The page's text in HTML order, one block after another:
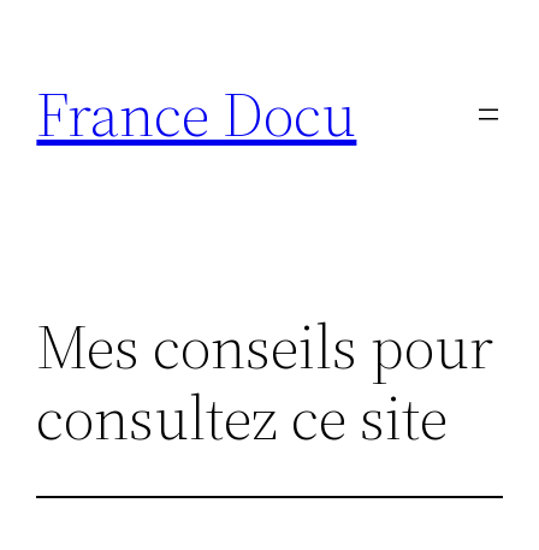
contenu
France Docu
Mes conseils pour
consultez ce site